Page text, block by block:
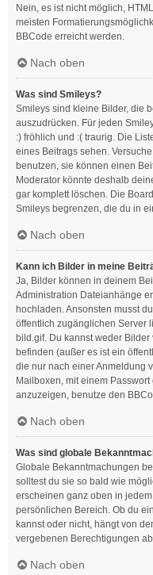
Nein, es ist nicht möglich,
meisten
BBCode erreicht werden.
Nach oben
Was sind Smileys?
Smileys sind kleine Bilder, die
auszudrücken. Für jeden
:) fröhlich und :( traurig. Die
eines Beitrags sehen.
benutzen, sie können einen
Moderator könnte deshalb
gar komplett löschen. Die
Smileys begrenzen, die du in
Nach oben
Kann ich Bilder in meine
Ja, Bilder können in deinem
Administration Dateianhänge
hochladen. Ansonsten musst
öffentlich zugänglichen Server
bild.gif. Du kannst weder
befinden (außer es ist ein
die nur nach einer Anmeldung
Mailboxen, mit einem
anzuzeigen, benutze den
Nach oben
Was sind globale
Globale Bekanntmachungen
solltest du sie so bald wie
erscheinen ganz oben in
persönlichen Bereich. Ob du
kannst oder nicht, hängt von
vergebenen Berechtigungen
Nach oben